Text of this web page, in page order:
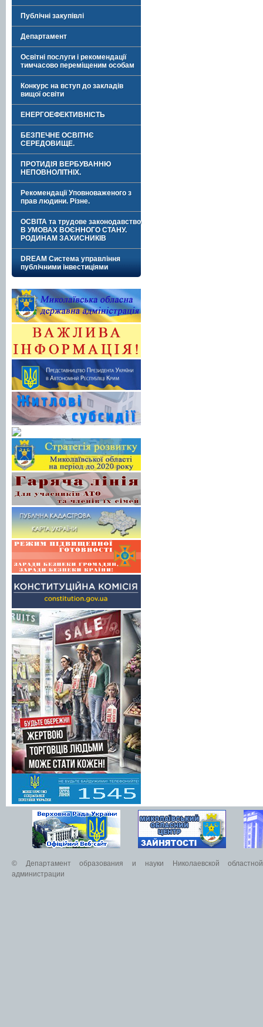
Публічні закупівлі
Департамент
Освітні послуги і рекомендації
тимчасово переміщеним особам
Конкурс на вступ до закладів
вищої освіти
ЕНЕРГОЕФЕКТИВНІСТЬ
БЕЗПЕЧНЕ ОСВІТНЄ
СЕРЕДОВИЩЕ.
ПРОТИДІЯ ВЕРБУВАННЮ
НЕПОВНОЛІТНІХ.
Рекомендації Уповноваженого з
прав людини. Різне.
ОСВІТА та трудове законодавство
В УМОВАХ ВОЄННОГО СТАНУ.
РОДИНАМ ЗАХИСНИКІВ
DREAM Система управління
публічними інвестиціями
© Департамент образования и науки Николаевской областной
администрации